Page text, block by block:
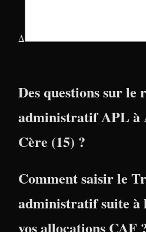
Δ
Des questions sur le
administratif APL à
Cère (15) ?
Comment saisir le
administratif suite à
vos allocations CAF